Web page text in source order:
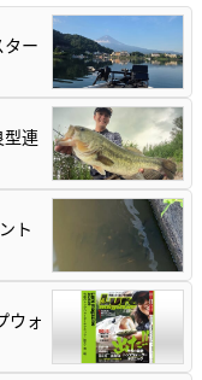
ター
型連
ト
ウォ